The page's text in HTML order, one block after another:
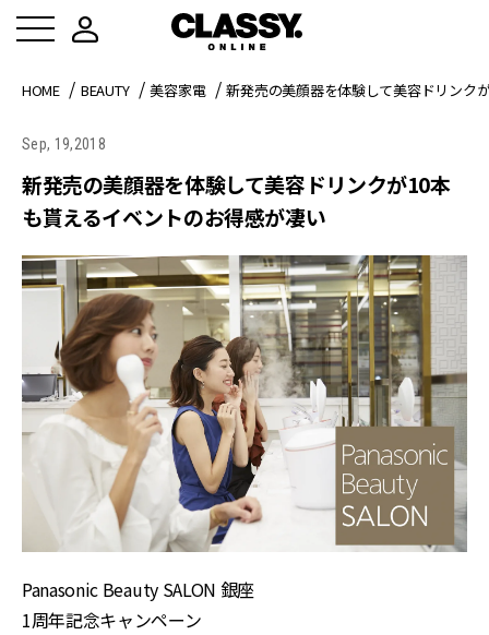
HOME BEAUTY 美容家電 新発売の美顔器を体験して美容ドリンク
Sep, 19,2018
新発売の美顔器を体験して美容ドリンクが10本
も貰えるイベントのお得感が凄い
Panasonic Beauty SALON 銀座
1周年記念キャンペーン